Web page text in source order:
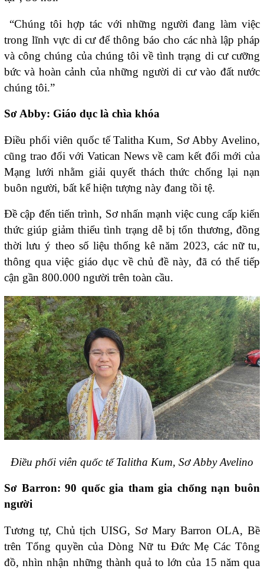
“Chúng tôi hợp tác với những người đang làm việc
trong lĩnh vực di cư để thông báo cho các nhà lập pháp
và công chúng của chúng tôi về tình trạng di cư cưỡng
bức và hoàn cảnh của những người di cư vào đất nước
chúng tôi.”
Sơ Abby: Giáo dục là chìa khóa
Điều phối viên quốc tế Talitha Kum, Sơ Abby Avelino,
cũng trao đổi với Vatican News về cam kết đổi mới của
Mạng lưới nhằm giải quyết thách thức chống lại nạn
buôn người, bất kể hiện tượng này đang tồi tệ.
Đề cập đến tiến trình, Sơ nhấn mạnh việc cung cấp kiến
thức giúp giảm thiểu tình trạng dễ bị tổn thương, đồng
thời lưu ý theo số liệu thống kê năm 2023, các nữ tu,
thông qua việc giáo dục về chủ đề này, đã có thể tiếp
cận gần 800.000 người trên toàn cầu.
Điều phối viên quốc tế Talitha Kum, Sơ Abby Avelino
Sơ Barron: 90 quốc gia tham gia chống nạn buôn
người
Tương tự, Chủ tịch UISG, Sơ Mary Barron OLA, Bề
trên Tổng quyền của Dòng Nữ tu Đức Mẹ Các Tông
đồ, nhìn nhận những thành quả to lớn của 15 năm qua